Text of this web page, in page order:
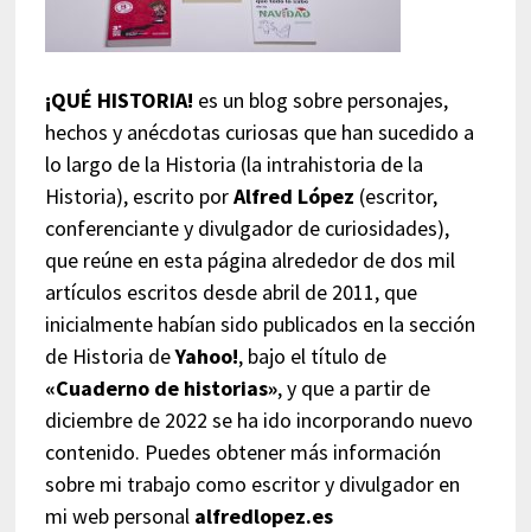
¡QUÉ HISTORIA! es un blog sobre personajes,
hechos y anécdotas curiosas que han sucedido a
lo largo de la Historia (la intrahistoria de la
Historia), escrito porAlfred López (escritor,
conferenciante y divulgador de curiosidades),
que reúne en esta página alrededor de dos mil
artículos escritos desde abril de 2011, que
inicialmente habían sido publicados en la sección
de Historia deYahoo!, bajo el título de
«Cuaderno de historias», y que a partir de
diciembre de 2022 se ha ido incorporando nuevo
contenido. Puedes obtener más información
sobre mi trabajo como escritor y divulgador en
mi web personal alfredlopez.es